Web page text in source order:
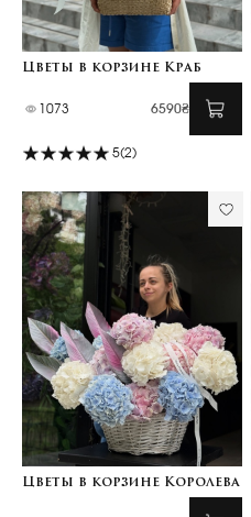
Цветы в корзине Краб
1073 6590₴
5(2)
Цветы в корзине Королева